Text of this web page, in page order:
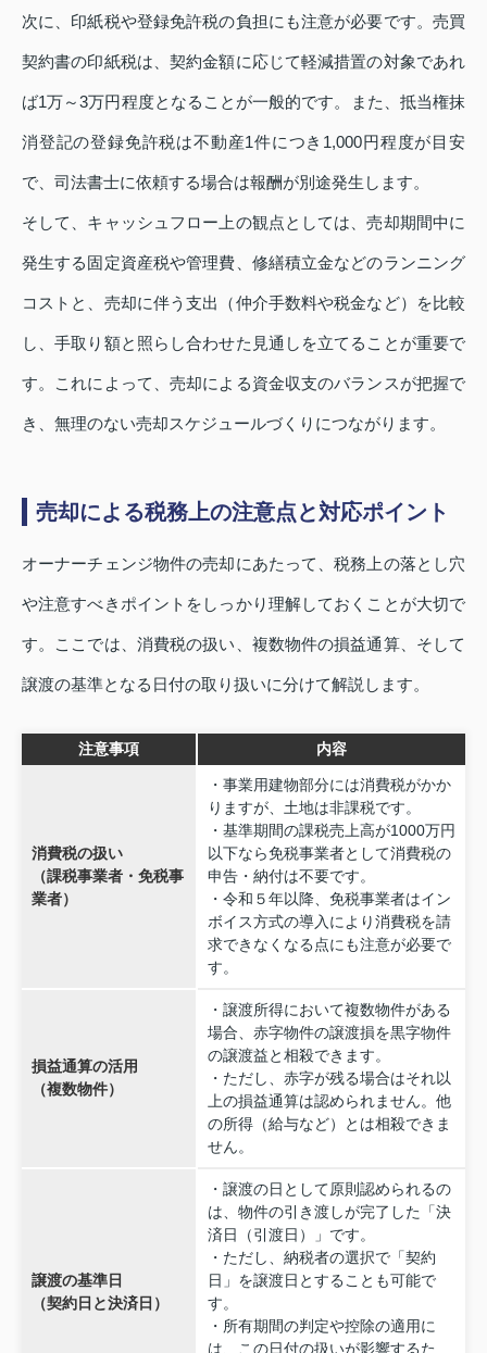
次に、印紙税や登録免許税の負担にも注意が必要です。売買
契約書の印紙税は、契約金額に応じて軽減措置の対象であれ
ば1万～3万円程度となることが一般的です。また、抵当権抹
消登記の登録免許税は不動産1件につき1,000円程度が目安
で、司法書士に依頼する場合は報酬が別途発生します。
そして、キャッシュフロー上の観点としては、売却期間中に
発生する固定資産税や管理費、修繕積立金などのランニング
コストと、売却に伴う支出（仲介手数料や税金など）を比較
し、手取り額と照らし合わせた見通しを立てることが重要で
す。これによって、売却による資金収支のバランスが把握で
き、無理のない売却スケジュールづくりにつながります。
売却による税務上の注意点と対応ポイント
オーナーチェンジ物件の売却にあたって、税務上の落とし穴
や注意すべきポイントをしっかり理解しておくことが大切で
す。ここでは、消費税の扱い、複数物件の損益通算、そして
譲渡の基準となる日付の取り扱いに分けて解説します。
注意事項 内容
消費税の扱い
（課税事業者・免税事
業者）
・事業用建物部分には消費税がかか
りますが、土地は非課税です。
・基準期間の課税売上高が1000万円
以下なら免税事業者として消費税の
申告・納付は不要です。
・令和５年以降、免税事業者はイン
ボイス方式の導入により消費税を請
求できなくなる点にも注意が必要で
す。
損益通算の活用
（複数物件）
・譲渡所得において複数物件がある
場合、赤字物件の譲渡損を黒字物件
の譲渡益と相殺できます。
・ただし、赤字が残る場合はそれ以
上の損益通算は認められません。他
の所得（給与など）とは相殺できま
せん。
譲渡の基準日
（契約日と決済日）
・譲渡の日として原則認められるの
は、物件の引き渡しが完了した「決
済日（引渡日）」です。
・ただし、納税者の選択で「契約
日」を譲渡日とすることも可能で
す。
・所有期間の判定や控除の適用に
は、この日付の扱いが影響するた